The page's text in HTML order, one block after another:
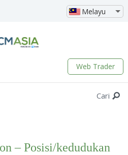
Melayu
Web Trader
Cari
– Posisi/kedudukan